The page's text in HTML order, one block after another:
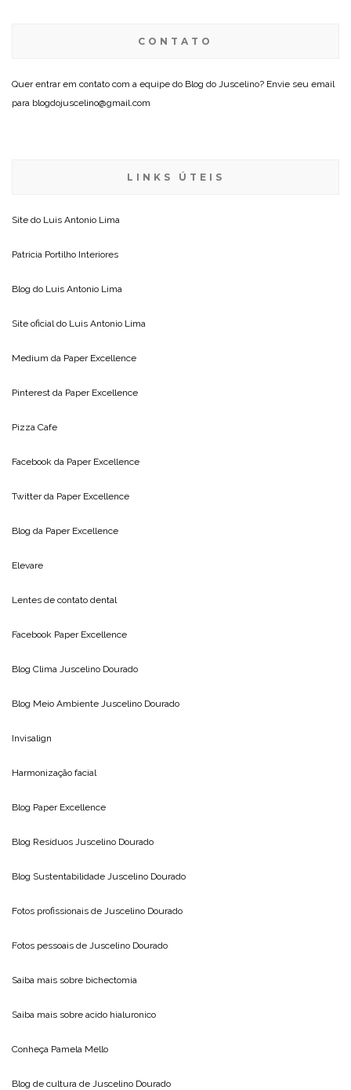
CONTATO
Quer entrar em contato com a equipe do Blog do Juscelino? Envie seu email
para blogdojuscelino@gmail.com
LINKS ÚTEIS
Site do Luis Antonio Lima
Patricia Portilho Interiores
Blog do Luis Antonio Lima
Site oficial do Luis Antonio Lima
Medium da Paper Excellence
Pinterest da Paper Excellence
Pizza Cafe
Facebook da Paper Excellence
Twitter da Paper Excellence
Blog da Paper Excellence
Elevare
Lentes de contato dental
Facebook Paper Excellence
Blog Clima Juscelino Dourado
Blog Meio Ambiente Juscelino Dourado
Invisalign
Harmonização facial
Blog Paper Excellence
Blog Resíduos Juscelino Dourado
Blog Sustentabilidade Juscelino Dourado
Fotos profissionais de Juscelino Dourado
Fotos pessoais de Juscelino Dourado
Saiba mais sobre bichectomia
Saiba mais sobre acido hialuronico
Conheça Pamela Mello
Blog de cultura de Juscelino Dourado